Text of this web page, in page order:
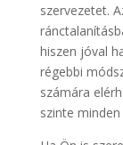
szervezetet.
hiszen jóval
régebbi
számára
szinte